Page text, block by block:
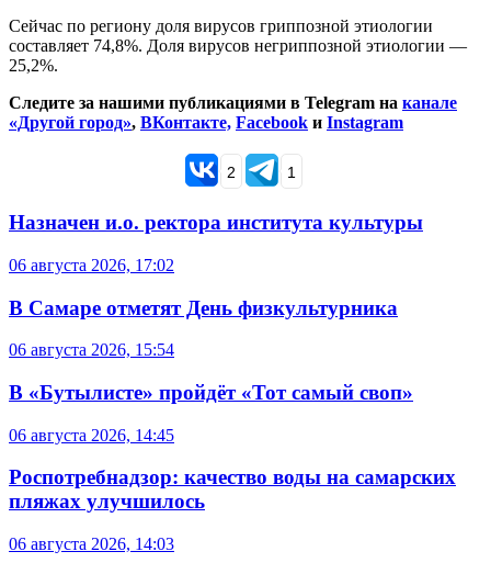
Сейчас по региону доля вирусов гриппозной этиологии
составляет 74,8%. Доля вирусов негриппозной этиологии —
25,2%.
Следите за нашими публикациями в Telegram на канале
«Другой город», ВКонтакте, Facebook и Instagram
2 1
Назначен и.о. ректора института культуры
06 августа 2026, 17:02
В Самаре отметят День физкультурника
06 августа 2026, 15:54
В «Бутылисте» пройдёт «Тот самый своп»
06 августа 2026, 14:45
Роспотребнадзор: качество воды на самарских
пляжах улучшилось
06 августа 2026, 14:03